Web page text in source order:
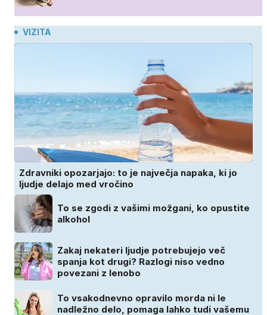
VIZITA
Zdravniki opozarjajo: to je največja napaka, ki jo
ljudje delajo med vročino
To se zgodi z vašimi možgani, ko opustite
alkohol
Zakaj nekateri ljudje potrebujejo več
spanja kot drugi? Razlogi niso vedno
povezani z lenobo
To vsakodnevno opravilo morda ni le
nadležno delo, pomaga lahko tudi vašemu